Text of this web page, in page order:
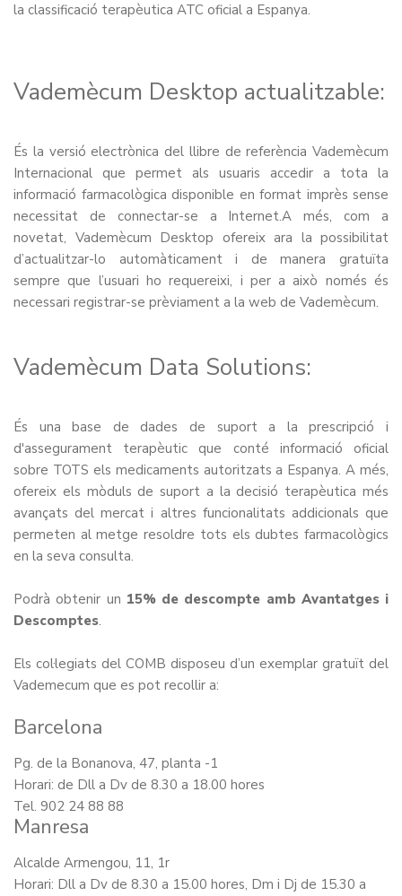
la classificació terapèutica ATC oficial a Espanya.
Vademècum Desktop actualitzable:
És la versió electrònica del llibre de referència Vademècum
Internacional que permet als usuaris accedir a tota la
informació farmacològica disponible en format imprès sense
necessitat de connectar-se a Internet.A més, com a
novetat, Vademècum Desktop ofereix ara la possibilitat
d’actualitzar-lo automàticament i de manera gratuïta
sempre que l’usuari ho requereixi, i per a això només és
necessari registrar-se prèviament a la web de Vademècum.
Vademècum Data Solutions:
És una base de dades de suport a la prescripció i
d'assegurament terapèutic que conté informació oficial
sobre TOTS els medicaments autoritzats a Espanya. A més,
ofereix els mòduls de suport a la decisió terapèutica més
avançats del mercat i altres funcionalitats addicionals que
permeten al metge resoldre tots els dubtes farmacològics
en la seva consulta.
Podrà obtenir un 15% de descompte amb Avantatges i
Descomptes.
Els col·legiats del COMB disposeu d’un exemplar gratuït del
Vademecum que es pot recollir a:
Barcelona
Pg. de la Bonanova, 47, planta -1
Horari: de Dll a Dv de 8.30 a 18.00 hores
Tel. 902 24 88 88
Manresa
Alcalde Armengou, 11, 1r
Horari: Dll a Dv de 8.30 a 15.00 hores, Dm i Dj de 15.30 a